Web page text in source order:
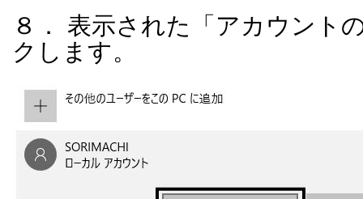
８． 表示された「アカウント
クします。